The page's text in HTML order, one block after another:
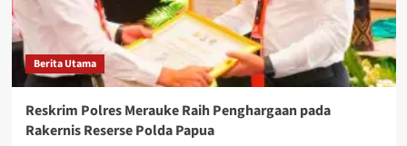
Berita Utama
Reskrim Polres Merauke Raih Penghargaan pada
Rakernis Reserse Polda Papua